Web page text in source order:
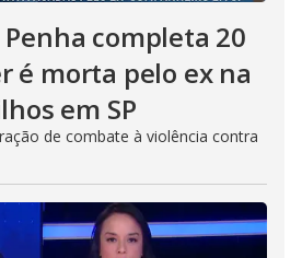
completa 20
é morta pelo ex na
em SP
de combate à violência contra